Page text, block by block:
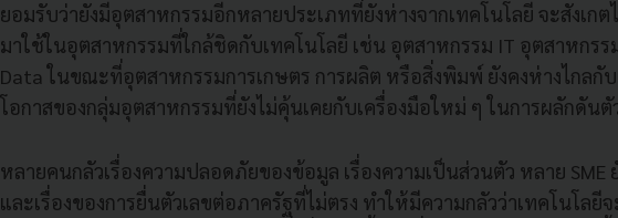
ยอมรับว่ายังมีอุตสาหกรรมอีกหลายประเภทที่ยังห่างจากเทคโนโลยี จะสังเกต
มาใช้ในอุตสาหกรรมที่ใกล้ชิดกับเทคโนโลยี เช่น อุตสาหกรรม IT อุตสาหกรร
Data ในขณะที่อุตสาหกรรมการเกษตร การผลิต หรือสิ่งพิมพ์ ยังคงห่างไกลกั
โอกาสของกลุ่มอุตสาหกรรมที่ยังไม่คุ้นเคยกับเครื่องมือใหม่ ๆ ในการผลักดันตั
หลายคนกลัวเรื่องความปลอดภัยของข้อมูล เรื่องความเป็นส่วนตัว หลาย
และเรื่องของการยื่นตัวเลขต่อภาครัฐที่ไม่ตรง ทำให้มีความกลัวว่าเทคโนโลยี